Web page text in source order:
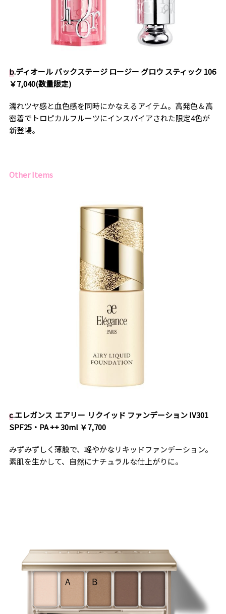
b.ディオール バックステージ ロージー グロウ スティック 106
￥7,040(数量限定)
濡れツヤ感と血色感を同時にかなえるアイテム。高発色＆高
密着でトロピカルフルーツにインスパイアされた限定4色が
新登場。
Other Items
c.エレガンス エアリー リクイッド ファンデーション IV301
SPF25・PA ++ 30ml ￥7,700
みずみずしく薄膜で、軽やかなリキッドファンデーション。
素肌を生かして、自然にナチュラルな仕上がりに。